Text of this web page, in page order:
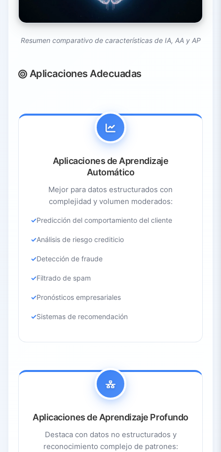
Resumen comparativo de características de IA, AA y AP
Aplicaciones Adecuadas
Aplicaciones de Aprendizaje
Automático
Mejor para datos estructurados con
complejidad y volumen moderados:
Predicción del comportamiento del cliente
Análisis de riesgo crediticio
Detección de fraude
Filtrado de spam
Pronósticos empresariales
Sistemas de recomendación
Aplicaciones de Aprendizaje Profundo
Destaca con datos no estructurados y
reconocimiento complejo de patrones: